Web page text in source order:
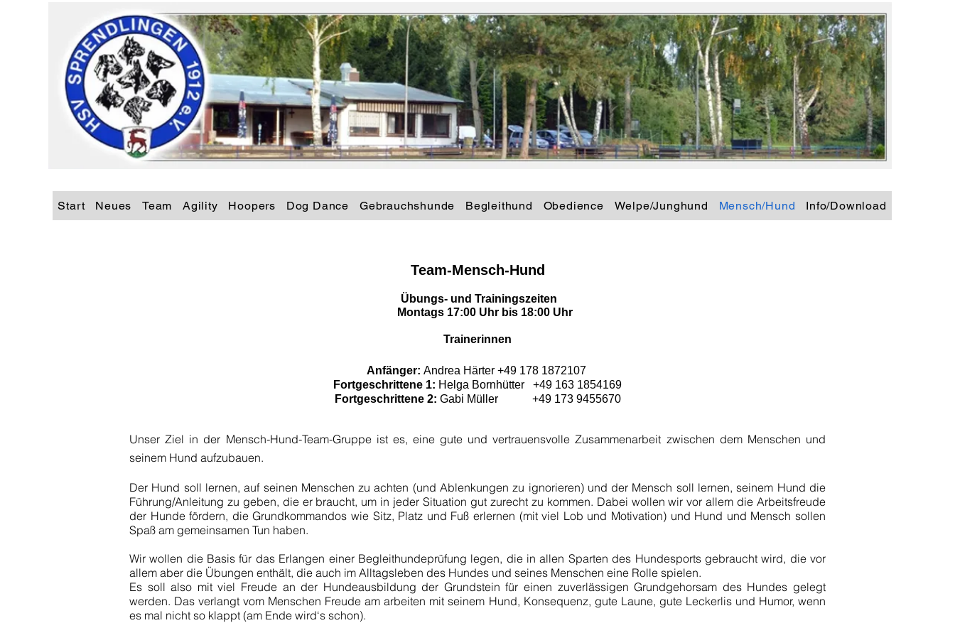
Start Neues Team Agility Hoopers Dog Dance Gebrauchshunde Begleithund Obedience Welpe/Junghund Mensch/Hund Info/Download
Team-Mensch-Hund
Übungs- und Trainingszeiten
Montags 17:00 Uhr bis 18:00 Uhr
Trainerinnen
Anfänger: Andrea Härter +49 178 1872107
Fortgeschrittene 1: Helga Bornhütter +49 163 1854169
Fortgeschrittene 2: Gabi Müller +49 173 9455670
Unser Ziel in der Mensch-Hund-Team-Gruppe ist es, eine gute und vertrauensvolle Zusammenarbeit zwischen dem Menschen und
seinem Hund aufzubauen.
Der Hund soll lernen, auf seinen Menschen zu achten (und Ablenkungen zu ignorieren) und der Mensch soll lernen, seinem Hund die
Führung/Anleitung zu geben, die er braucht, um in jeder Situation gut zurecht zu kommen. Dabei wollen wir vor allem die Arbeitsfreude
der Hunde fördern, die Grundkommandos wie Sitz, Platz und Fuß erlernen (mit viel Lob und Motivation) und Hund und Mensch sollen
Spaß am gemeinsamen Tun haben.
Wir wollen die Basis für das Erlangen einer Begleithundeprüfung legen, die in allen Sparten des Hundesports gebraucht wird, die vor
allem aber die Übungen enthält, die auch im Alltagsleben des Hundes und seines Menschen eine Rolle spielen.
Es soll also mit viel Freude an der Hundeausbildung der Grundstein für einen zuverlässigen Grundgehorsam des Hundes gelegt
werden. Das verlangt vom Menschen Freude am arbeiten mit seinem Hund, Konsequenz, gute Laune, gute Leckerlis und Humor, wenn
es mal nicht so klappt (am Ende wird‘s schon).